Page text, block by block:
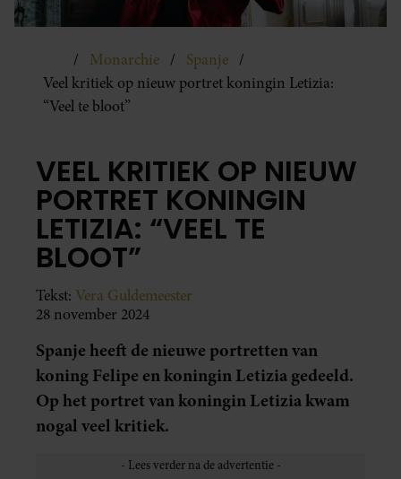
Monarchie
Spanje
Veel kritiek op nieuw portret koningin Letizia:
“Veel te bloot”
VEEL KRITIEK OP NIEUW
PORTRET KONINGIN
LETIZIA: “VEEL TE
BLOOT”
Tekst: Vera Guldemeester
28 november 2024
Spanje heeft de nieuwe portretten van
koning Felipe en koningin Letizia gedeeld.
Op het portret van koningin Letizia kwam
nogal veel kritiek.